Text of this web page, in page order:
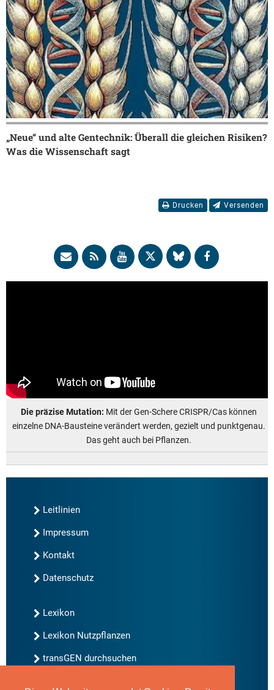
„Neue“ und alte Gentechnik: Überall die gleichen Risiken?
Was die Wissenschaft sagt
Drucken Versenden
Die präzise Mutation: Mit der Gen-Schere CRISPR/Cas können
einzelne DNA-Bausteine verändert werden, gezielt und punktgenau.
Das geht auch bei Pflanzen.
Leitlinien
Impressum
Kontakt
Datenschutz
Lexikon
Lexikon Nutzpflanzen
transGEN durchsuchen